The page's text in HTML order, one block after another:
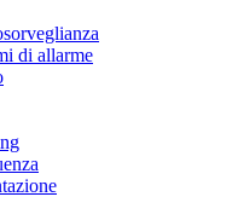
di allarme